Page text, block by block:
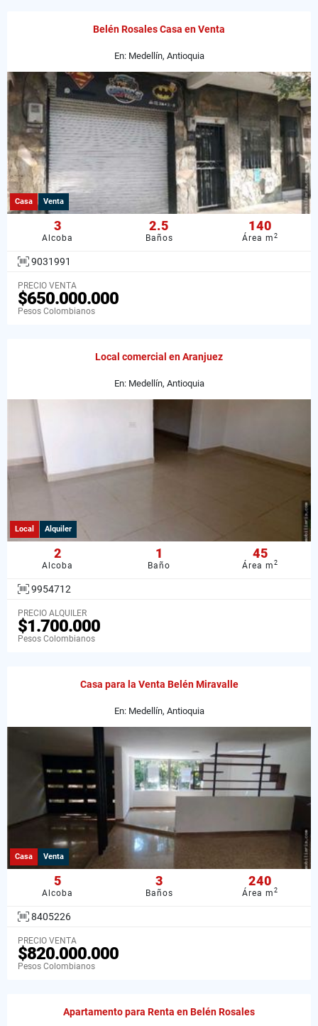
Belén Rosales Casa en Venta
En: Medellín, Antioquia
Casa Venta
3
Alcoba
2.5
Baños
140
Área m2
9031991
PRECIO VENTA
$650.000.000
Pesos Colombianos
Local comercial en Aranjuez
En: Medellín, Antioquia
Local Alquiler
2
Alcoba
1
Baño
45
Área m2
9954712
PRECIO ALQUILER
$1.700.000
Pesos Colombianos
Casa para la Venta Belén Miravalle
En: Medellín, Antioquia
Casa Venta
5
Alcoba
3
Baños
240
Área m2
8405226
PRECIO VENTA
$820.000.000
Pesos Colombianos
Apartamento para Renta en Belén Rosales